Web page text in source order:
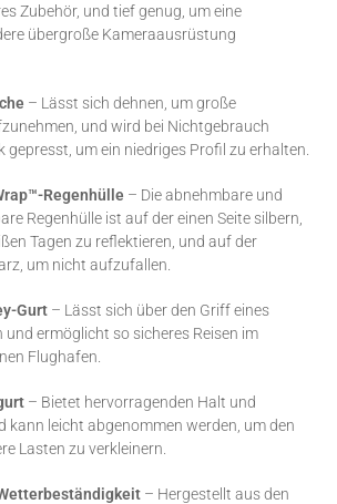
Zubehör, und tief genug, um eine
übergroße Kameraausrüstung
– Lässt sich dehnen, um große
und wird bei Nichtgebrauch
gepresst, um ein niedriges Profil zu erhalten.
Regenhülle – Die abnehmbare und
Regenhülle ist auf der einen Seite silbern,
Tagen zu reflektieren, und auf der
um nicht aufzufallen.
Gurt – Lässt sich über den Griff eines
und ermöglicht so sicheres Reisen im
Flughafen.
– Bietet hervorragenden Halt und
kann leicht abgenommen werden, um den
Lasten zu verkleinern.
– Hergestellt aus den